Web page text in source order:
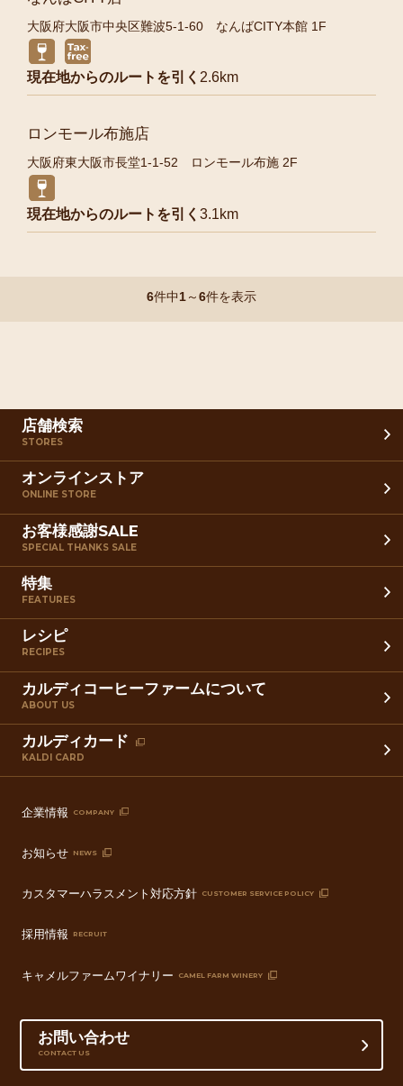
大阪府大阪市中央区難波5-1-60 なんばCITY本館 1F
現在地からのルートを引く 2.6km
ロンモール布施店
大阪府東大阪市長堂1-1-52 ロンモール布施 2F
現在地からのルートを引く 3.1km
6件中1～6件を表示
店舗検索
STORES
オンラインストア
ONLINE STORE
お客様感謝SALE
SPECIAL THANKS SALE
特集
FEATURES
レシピ
RECIPES
カルディコーヒーファームについて
ABOUT US
カルディカード
KALDI CARD
企業情報 COMPANY
お知らせ NEWS
カスタマーハラスメント対応方針 CUSTOMER SERVICE POLICY
採用情報 RECRUIT
キャメルファームワイナリー CAMEL FARM WINERY
お問い合わせ
CONTACT US